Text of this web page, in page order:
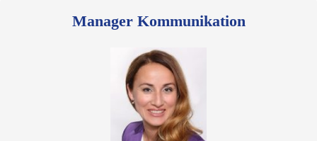
Manager Kommunikation